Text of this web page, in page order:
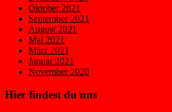
Oktober 2021
September 2021
August 2021
Mai 2021
März 2021
Januar 2021
November 2020
Hier findest du uns